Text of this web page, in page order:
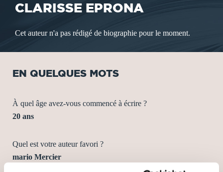
CLARISSE EPRONA
Cet auteur n'a pas rédigé de biographie pour le moment.
EN QUELQUES MOTS
À quel âge avez-vous commencé à écrire ?
20 ans
Quel est votre auteur favori ?
mario Mercier